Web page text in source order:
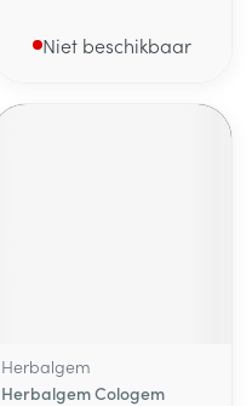
Niet beschikbaar
Herbalgem
Herbalgem Cologem